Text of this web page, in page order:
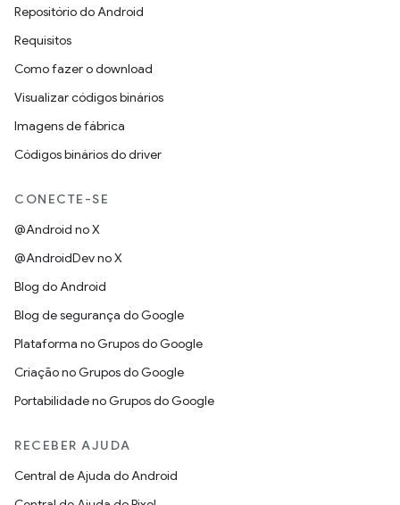
Repositório do Android
Requisitos
Como fazer o download
Visualizar códigos binários
Imagens de fábrica
Códigos binários do driver
CONECTE-SE
@Android no X
@AndroidDev no X
Blog do Android
Blog de segurança do Google
Plataforma no Grupos do Google
Criação no Grupos do Google
Portabilidade no Grupos do Google
RECEBER AJUDA
Central de Ajuda do Android